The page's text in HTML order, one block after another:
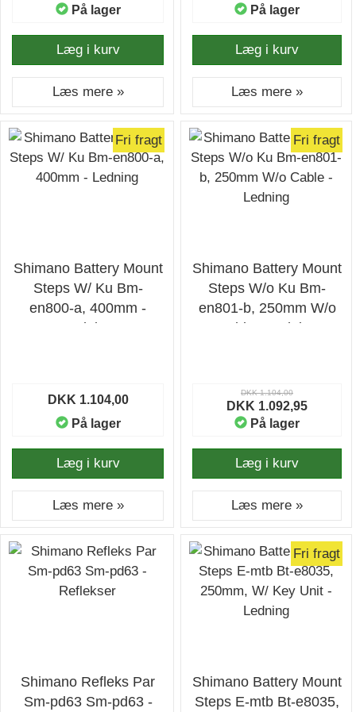
På lager
Læg i kurv
Læs mere »
På lager
Læg i kurv
Læs mere »
Fri fragt
Shimano Battery Mount
Steps W/ Ku Bm-
en800-a, 400mm -
Ledning
DKK 1.104,00
På lager
Læg i kurv
Læs mere »
Fri fragt
Shimano Battery Mount
Steps W/o Ku Bm-
en801-b, 250mm W/o
Cable - Ledning
DKK 1.104,00
DKK 1.092,95
På lager
Læg i kurv
Læs mere »
Shimano Refleks Par
Sm-pd63 Sm-pd63 -
Fri fragt
Shimano Battery Mount
Steps E-mtb Bt-e8035,